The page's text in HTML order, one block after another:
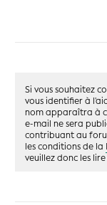
Si vous souhaitez
vous identifier à
nom apparaîtra à
e-mail ne sera
contribuant au
les conditions de la
veuillez donc les